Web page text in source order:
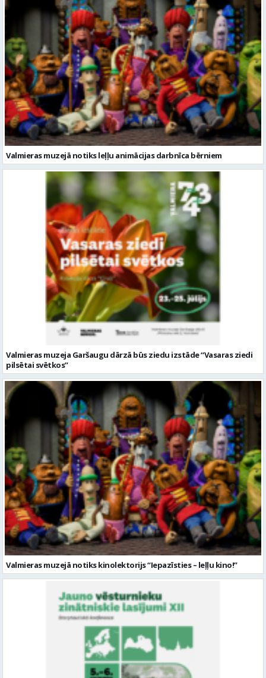
Valmieras muzejā notiks leļļu animācijas darbnīca bērniem
Valmieras muzeja Garšaugu dārzā būs ziedu izstāde “Vasaras ziedi
pilsētai svētkos”
Valmieras muzejā notiks kinolektorijs “Iepazīsties – leļļu kino!”